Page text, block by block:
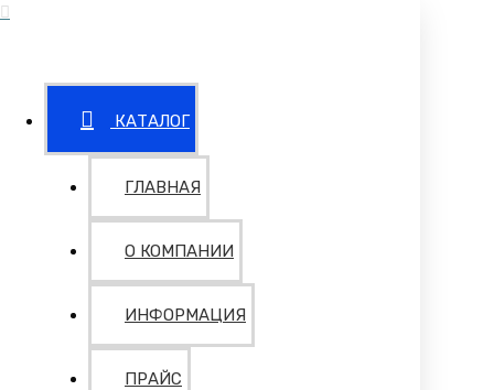
КАТАЛОГ
ГЛАВНАЯ
О КОМПАНИИ
ИНФОРМАЦИЯ
ПРАЙС